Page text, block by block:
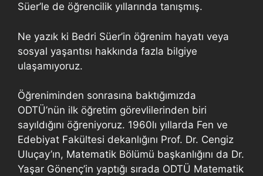
Süer’le de öğrencilik yıllarında tanışmış.
Ne yazık ki Bedri Süer’in öğrenim hayatı veya
sosyal yaşantısı hakkında fazla bilgiye
ulaşamıyoruz.
Öğreniminden sonrasına baktığımızda
ODTÜ’nün ilk öğretim görevlilerinden biri
sayıldığını öğreniyoruz. 1960lı yıllarda Fen ve
Edebiyat Fakültesi dekanlığını Prof. Dr. Cengiz
Uluçay’ın, Matematik Bölümü başkanlığını da Dr.
Yaşar Gönenç’in yaptığı sırada ODTÜ Matematik